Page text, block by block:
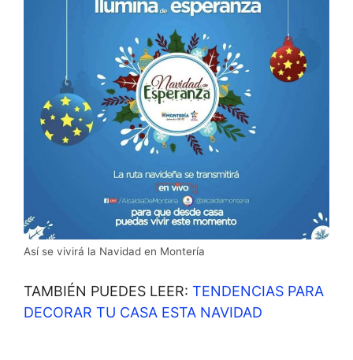
Así se vivirá la Navidad en Montería
TAMBIÉN PUEDES LEER: TENDENCIAS PARA
DECORAR TU CASA ESTA NAVIDAD